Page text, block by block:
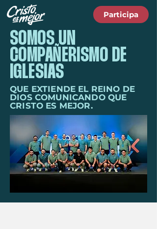
Participa
SOMOS UN
COMPAÑERISMO DE
IGLESIAS
QUE EXTIENDE EL REINO DE
DIOS COMUNICANDO QUE
CRISTO ES MEJOR.